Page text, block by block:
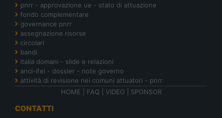
pnrr - approvazione ue - stato di attuazione
fondo complementare
governance pnrr
assegnazione risorse
circolari
bandi
italia domani - slide e relazioni
anci-ifel - dossier - note governo
attività di revisione nei comuni attuatori - pnrr
HOME
FAQ VIDEO SPONSOR
CONTATTI